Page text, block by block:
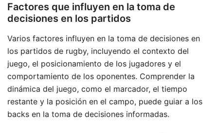
Factores que influyen en la toma de
decisiones en los partidos
Varios factores influyen en la toma de decisiones en
los partidos de rugby, incluyendo el contexto del
juego, el posicionamiento de los jugadores y el
comportamiento de los oponentes. Comprender la
dinámica del juego, como el marcador, el tiempo
restante y la posición en el campo, puede guiar a los
backs en la toma de decisiones informadas.